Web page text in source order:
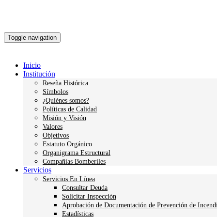
Toggle navigation
Inicio
Institución
Reseña Histórica
Símbolos
¿Quiénes somos?
Políticas de Calidad
Misión y Visión
Valores
Objetivos
Estatuto Orgánico
Organigrama Estructural
Compañías Bomberiles
Servicios
Servicios En Línea
Consultar Deuda
Solicitar Inspección
Aprobación de Documentación de Prevención de
Estadísticas